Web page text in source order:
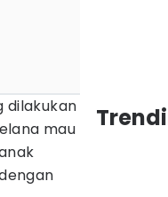
dilakukan
mau